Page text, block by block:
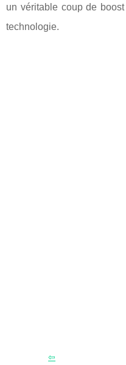
un véritable coup de
technologie.